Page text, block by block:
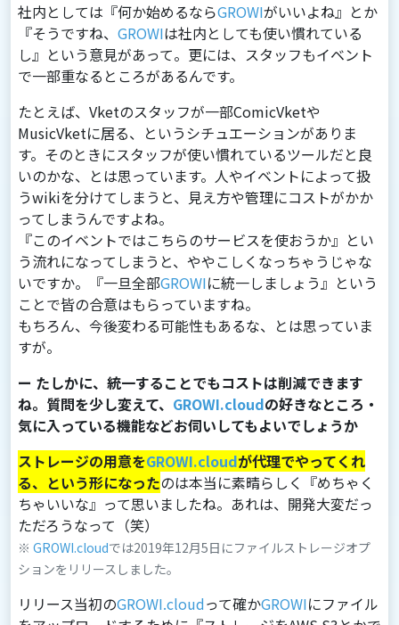
社内としては『何か始めるならGROWIがいいよね』とか
『そうですね、 GROWIは社内としても使い慣れている
し』という意⾒があって。更には、スタッフもイベント
で⼀部重なるところがあるんです。
たとえば、Vketのスタッフが⼀部ComicVketや
MusicVketに居る、というシチュエーションがありま
す。そのときにスタッフが使い慣れているツールだと良
いのかな、とは思っています。⼈やイベントによって扱
うwikiを分けてしまうと、⾒え⽅や管理にコストがかか
ってしまうんですよね。
『このイベントではこちらのサービスを使おうか』とい
う流れになってしまうと、ややこしくなっちゃうじゃな
いですか。『⼀旦全部GROWIに統⼀しましょう』という
ことで皆の合意はもらっていますね。
もちろん、今後変わる可能性もあるな、とは思っていま
すが。
ー たしかに、統一することでもコストは削減できます
ね。質問を少し変えて、 GROWI.cloudの好きなところ・
気に入っている機能などお伺いしてもよいでしょうか
ストレージの⽤意をGROWI.cloudが代理でやってくれ
る、という形になったのは本当に素晴らしく『めちゃく
ちゃいいな』って思いましたね。あれは、開発⼤変だっ
ただろうなって（笑）
※ GROWI.cloudでは2019年12月5日にファイルストレージオプ
ションをリリースしました。
リリース当初のGROWI.cloudって確かGROWIにファイル